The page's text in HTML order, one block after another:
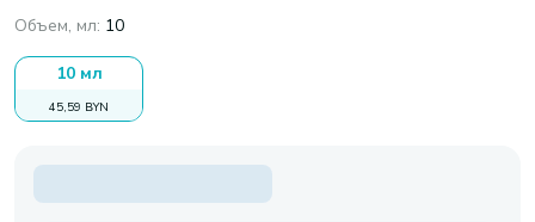
Объем, мл: 10
10 мл
45,59 BYN